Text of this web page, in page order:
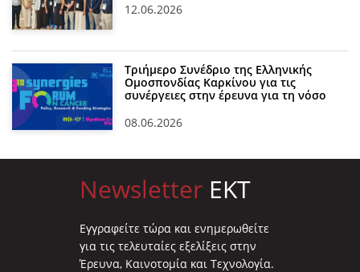
12.06.2026
Τριήμερο Συνέδριο της Ελληνικής
Ομοσπονδίας Καρκίνου για τις
συνέργειες στην έρευνα για τη νόσο
08.06.2026
Newsletter EKT
Eγγραφείτε τώρα και ενημερωθείτε
για τις τελευταίες εξελίξεις στην
Έρευνα, Καινοτομία και Τεχνολογία.